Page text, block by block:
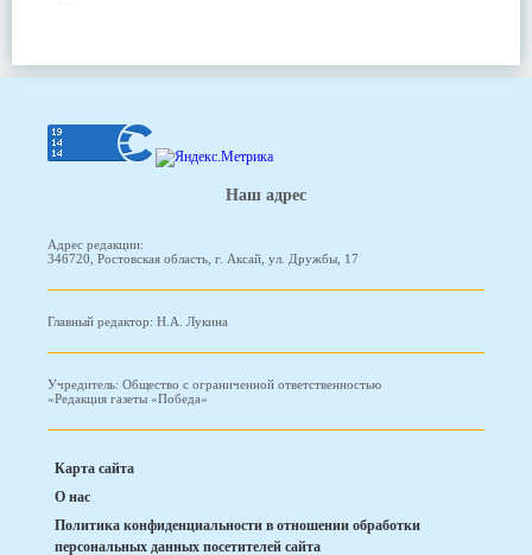
Наш адрес
Адрес редакции:
346720, Ростовская область, г. Аксай, ул. Дружбы, 17
Главный редактор: Н.А. Лукина
Учредитель: Общество с ограниченной ответственностью
«Редакция газеты «Победа»
Карта сайта
О нас
Политика конфиденциальности в отношении обработки
персональных данных посетителей сайта